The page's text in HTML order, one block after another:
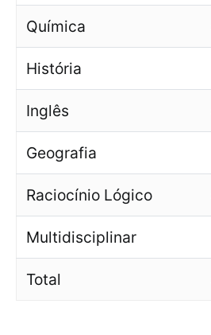
Química
História
Inglês
Geografia
Raciocínio Lógico
Multidisciplinar
Total